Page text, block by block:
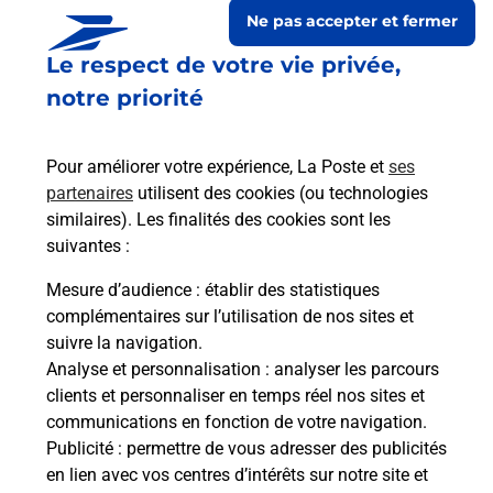
Le respect de votre vie privée,
notre priorité
Pour améliorer votre expérience, La Poste et ses
partenaires utilisent des cookies (ou technologies
similaires). Les finalités des cookies sont les
suivantes :
Mesure d’audience : établir des statistiques
complémentaires sur l’utilisation de nos sites et
suivre la navigation.
Analyse et personnalisation : analyser les parcours
clients et personnaliser en temps réel nos sites et
communications en fonction de votre navigation.
Publicité : permettre de vous adresser des publicités
en lien avec vos centres d’intérêts sur notre site et
Ne pas accepter et fermer
Prochaine collecte du courrierlundià 09h00
1 Place De La Mairie
31430 Gratens
Itinéraire
Le lien s'ouvre dans un nouvel onglet